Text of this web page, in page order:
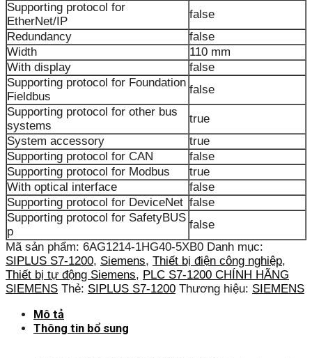
Supporting protocol for
EtherNet/IP
false
Redundancy
false
Width
110 mm
With display
false
Supporting protocol for Foundation
Fieldbus
false
Supporting protocol for other bus
systems
true
System accessory
true
Supporting protocol for CAN
false
Supporting protocol for Modbus
true
With optical interface
false
Supporting protocol for DeviceNet false
Supporting protocol for SafetyBUS
p
false
Mã sản phẩm: 6AG1214-1HG40-5XB0 Danh mục:
SIPLUS S7-1200, Siemens, Thiết bị điện công nghiệp,
Thiết bị tự động Siemens, PLC S7-1200 CHÍNH HÃNG
SIEMENS Thẻ: SIPLUS S7-1200 Thương hiệu: SIEMENS
Mô tả
Thông tin bổ sung